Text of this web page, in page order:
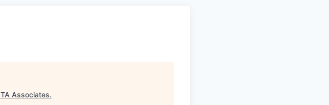
TA Associates.